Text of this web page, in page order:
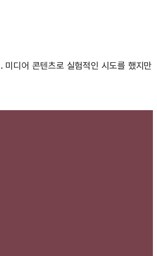
디어 콘텐츠로 실험적인 시도를 했지만